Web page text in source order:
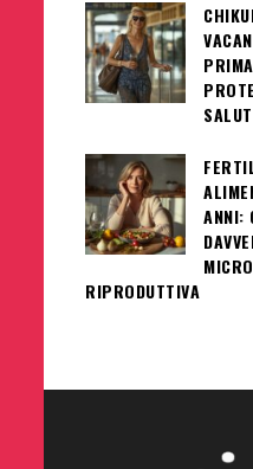
ANNI:
RIPRODUTTIVA